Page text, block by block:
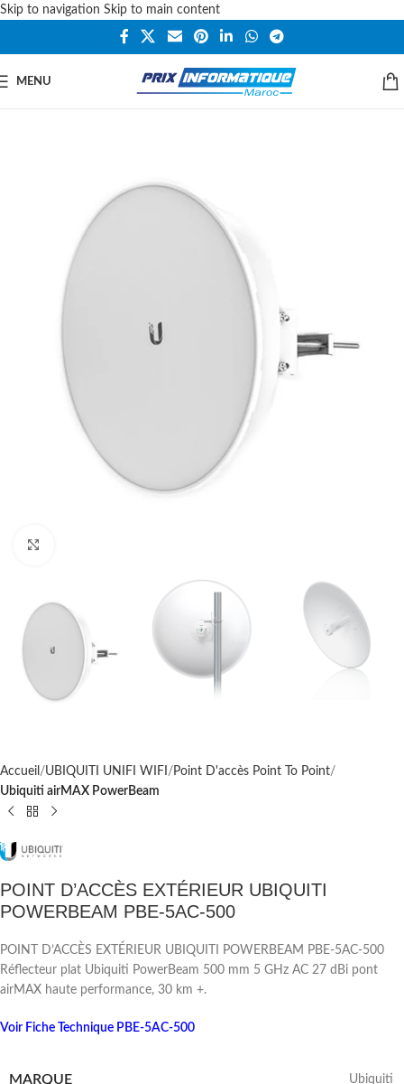
Skip to navigation Skip to main content
MENU
Accueil UBIQUITI UNIFI WIFI
Point D'accès Point To Point
Ubiquiti airMAX PowerBeam
POINT D’ACCÈS EXTÉRIEUR UBIQUITI
POWERBEAM PBE-5AC-500
POINT D’ACCÈS EXTÉRIEUR UBIQUITI POWERBEAM PBE-5AC-500
Réflecteur plat Ubiquiti PowerBeam 500 mm 5 GHz AC 27 dBi pont
airMAX haute performance, 30 km +.
Voir Fiche Technique PBE-5AC-500
MARQUE Ubiquiti